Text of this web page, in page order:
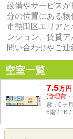
設備やサービス
分の位置にある
市熱田区エリア
ンション、賃貸
問い合わせやご連
空室一覧
7.5万円
(管理費
敷：0ヶ
6階 / 1K /